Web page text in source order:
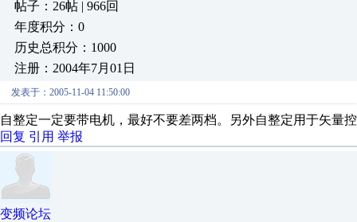
帖子：26帖 | 966回
年度积分：0
历史总积分：1000
注册：2004年7月01日
发表于：2005-11-04 11:50:00
自整定一定要带电机，最好不要差两档。另外自整定用于矢量
回复 引用 举报
变频论坛